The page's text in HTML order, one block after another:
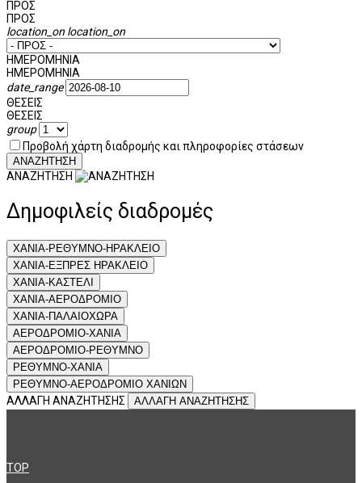
ΠΡΟΣ
ΠΡΟΣ
location_on location_on
ΗΜΕΡΟΜΗΝΙΑ
ΗΜΕΡΟΜΗΝΙΑ
date_range
ΘΕΣΕΙΣ
ΘΕΣΕΙΣ
group
Προβολή χάρτη διαδρομής και πληροφορίες στάσεων
ΑΝΑΖΗΤΗΣΗ
ΑΝΑΖΗΤΗΣΗ
Δημοφιλείς διαδρομές
ΧΑΝΙΑ-ΡΕΘΥΜΝΟ-ΗΡΑΚΛΕΙΟ
XΑΝΙΑ-ΕΞΠΡΕΣ ΗΡΑΚΛΕΙΟ
ΧΑΝΙΑ-ΚΑΣΤΕΛΙ
ΧΑΝΙΑ-ΑΕΡΟΔΡΟΜΙΟ
ΧΑΝΙΑ-ΠΑΛΑΙΟΧΩΡΑ
ΑΕΡΟΔΡΟΜΙΟ-ΧΑΝΙΑ
ΑΕΡΟΔΡΟΜΙΟ-ΡΕΘΥΜΝΟ
ΡΕΘΥΜΝΟ-ΧΑΝΙΑ
ΡΕΘΥΜΝΟ-ΑΕΡΟΔΡΟΜΙΟ ΧΑΝΙΩΝ
ΑΛΛΑΓΗ ΑΝΑΖΗΤΗΣΗΣ ΑΛΛΑΓΗ ΑΝΑΖΗΤΗΣΗΣ
TOP